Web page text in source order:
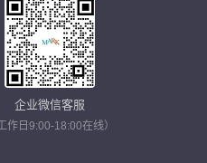
企业微信客服
作日9:00-18:00在线）